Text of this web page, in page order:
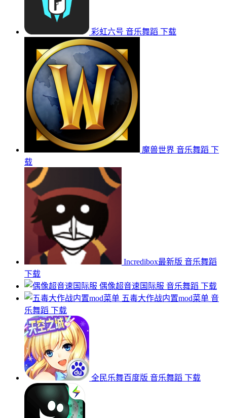
彩虹六号 音乐舞蹈 下载
魔兽世界 音乐舞蹈 下
载
Incredibox最新版 音乐舞蹈
下载
偶像超音速国际服 音乐舞蹈 下载
五毒大作战内置mod菜单 音
乐舞蹈 下载
全民乐舞百度版 音乐舞蹈 下载